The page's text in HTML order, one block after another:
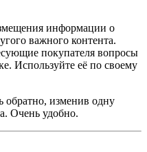
информации о
важного контента.
покупателя вопросы
Используйте её по своему
обратно, изменив одну
Очень удобно.